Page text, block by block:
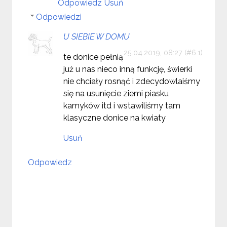
Odpowiedz Usuń
Odpowiedzi
U SIEBIE W DOMU
25.04.2019, 08:27
te donice pełnią
już u nas nieco inną funkcję, świerki
nie chciały rosnąć i zdecydowlaiśmy
się na usunięcie ziemi piasku
kamyków itd i wstawiliśmy tam
klasyczne donice na kwiaty
Usuń
Odpowiedz